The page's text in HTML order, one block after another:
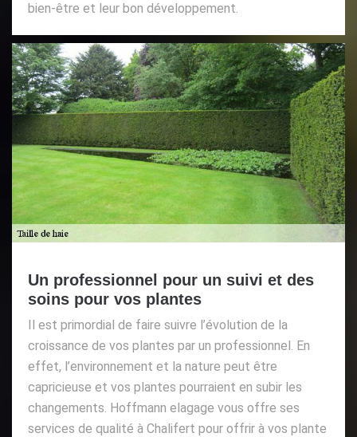
bien-être et leur bon développement.
Un professionnel pour un suivi et des
soins pour vos plantes
Il est primordial de faire suivre l’évolution de la
croissance de vos plantes par un professionnel. En
effet, l’environnement et la nature peut être
capricieuse et vos plantes pourraient en subir les
changements. Hoffmann elagage vous offre ses
services de qualité à Chalifert pour offrir à vos plante